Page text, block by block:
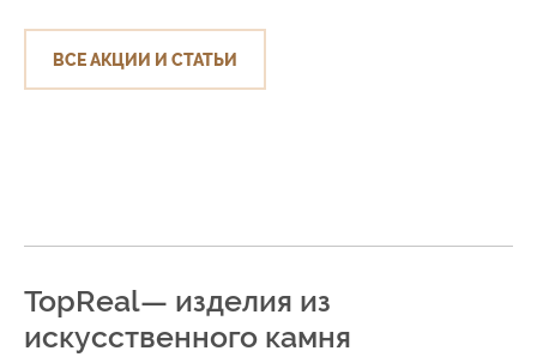
ВСЕ АКЦИИ И СТАТЬИ
TopReal— изделия из
искусственного камня